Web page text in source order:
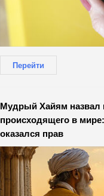
Перейти
Мудрый Хайям назвал
происходящего в
оказался прав